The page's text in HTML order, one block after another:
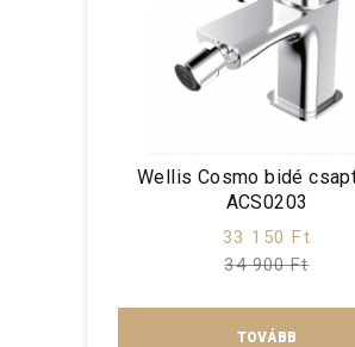
Wellis Cosmo bidé
ACS0203
33 150 Ft
34 900 Ft
TOVÁBB